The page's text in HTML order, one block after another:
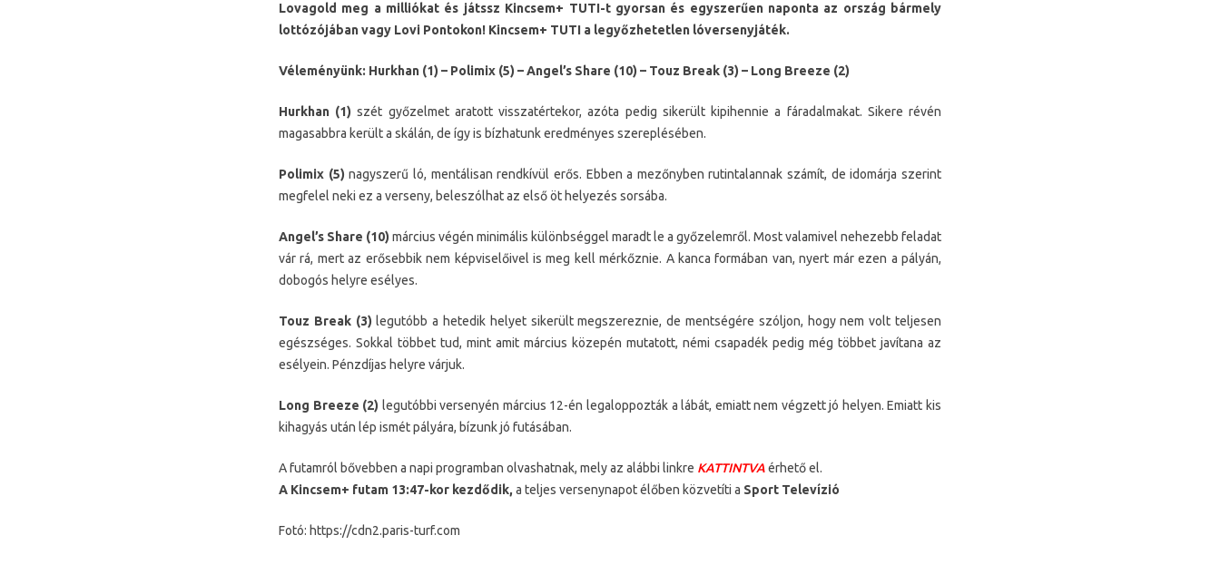
Lovagold meg a milliókat és játssz Kincsem+ TUTI-t gyorsan és egyszerűen naponta az ország bármely
lottózójában vagy Lovi Pontokon! Kincsem+ TUTI a legyőzhetetlen lóversenyjáték.
Véleményünk: Hurkhan (1) – Polimix (5) – Angel’s Share (10) – Touz Break (3) – Long Breeze (2)
Hurkhan (1) szét győzelmet aratott visszatértekor, azóta pedig sikerült kipihennie a fáradalmakat. Sikere révén
magasabbra került a skálán, de így is bízhatunk eredményes szereplésében.
Polimix (5) nagyszerű ló, mentálisan rendkívül erős. Ebben a mezőnyben rutintalannak számít, de idomárja szerint
megfelel neki ez a verseny, beleszólhat az első öt helyezés sorsába.
Angel’s Share (10) március végén minimális különbséggel maradt le a győzelemről. Most valamivel nehezebb feladat
vár rá, mert az erősebbik nem képviselőivel is meg kell mérkőznie. A kanca formában van, nyert már ezen a pályán,
dobogós helyre esélyes.
Touz Break (3) legutóbb a hetedik helyet sikerült megszereznie, de mentségére szóljon, hogy nem volt teljesen
egészséges. Sokkal többet tud, mint amit március közepén mutatott, némi csapadék pedig még többet javítana az
esélyein. Pénzdíjas helyre várjuk.
Long Breeze (2) legutóbbi versenyén március 12-én legaloppozták a lábát, emiatt nem végzett jó helyen. Emiatt kis
kihagyás után lép ismét pályára, bízunk jó futásában.
A futamról bővebben a napi programban olvashatnak, mely az alábbi linkre KATTINTVAérhető el.
A Kincsem+ futam 13:47-kor kezdődik, a teljes versenynapot élőben közvetíti a Sport Televízió
Fotó: https://cdn2.paris-turf.com